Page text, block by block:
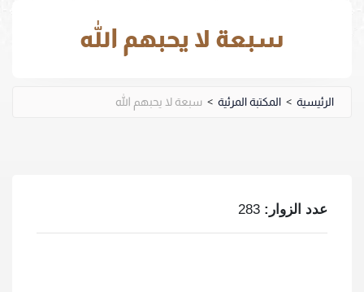
سبعة لا يحبهم الله
الرئيسية > المكتبة المرئية > سبعة لا يحبهم الله
عدد الزوار: 283